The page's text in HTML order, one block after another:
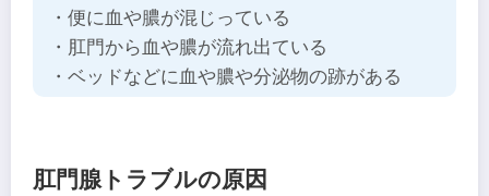
・便に血や膿が混じっている
・肛門から血や膿が流れ出ている
・ベッドなどに血や膿や分泌物の跡がある
肛門腺トラブルの原因